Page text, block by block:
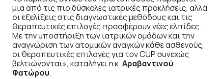
μια από τις πιο δύσκολες ιατρικές προκλήσεις, αλλά
οι εξελίξεις στις διαγνωστικές μεθόδους και τις
θεραπευτικές επιλογές προσφέρουν νέες ελπίδες.
Με την υποστήριξη των ιατρικών ομάδων και την
αναγνώριση των ατομικών αναγκών κάθε ασθενούς,
οι θεραπευτικές επιλογές για τον CUP συνεχώς
βελτιώνονται», καταλήγει η κ.Αραβαντινού
Φατώρου.